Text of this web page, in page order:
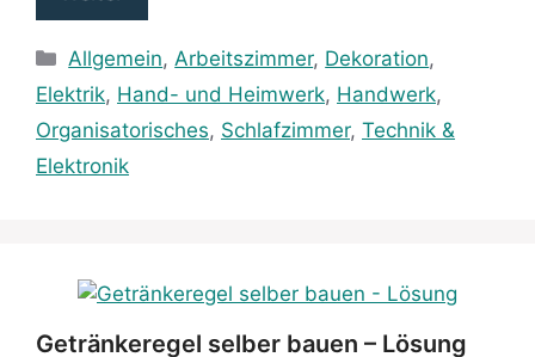
Kategorien
Allgemein, Arbeitszimmer, Dekoration,
Elektrik, Hand- und Heimwerk, Handwerk,
Organisatorisches, Schlafzimmer, Technik &
Elektronik
Getränkeregel selber bauen – Lösung